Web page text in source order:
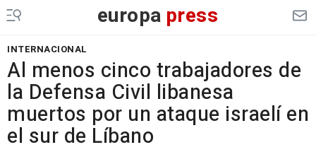
europa press
INTERNACIONAL
Al menos cinco trabajadores de
la Defensa Civil libanesa
muertos por un ataque israelí en
el sur de Líbano